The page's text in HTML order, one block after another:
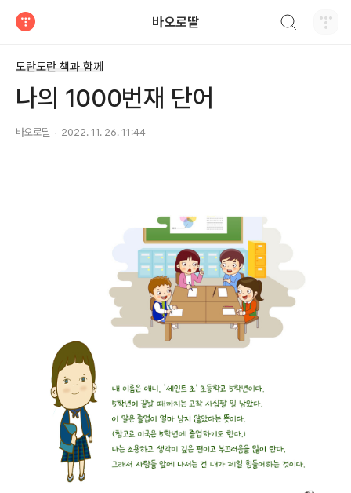
바오로딸
도란도란 책과 함께
나의 1000번재 단어
바오로딸 2022. 11. 26. 11:44